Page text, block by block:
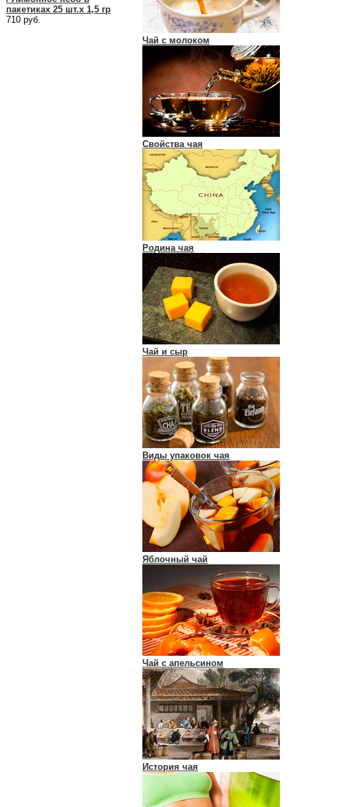
пакетиках 25 шт.х 1,5 гр
710 руб.
Чай с молоком
Свойства чая
Родина чая
Чай и сыр
Виды упаковок чая
Яблочный чай
Чай с апельсином
История чая